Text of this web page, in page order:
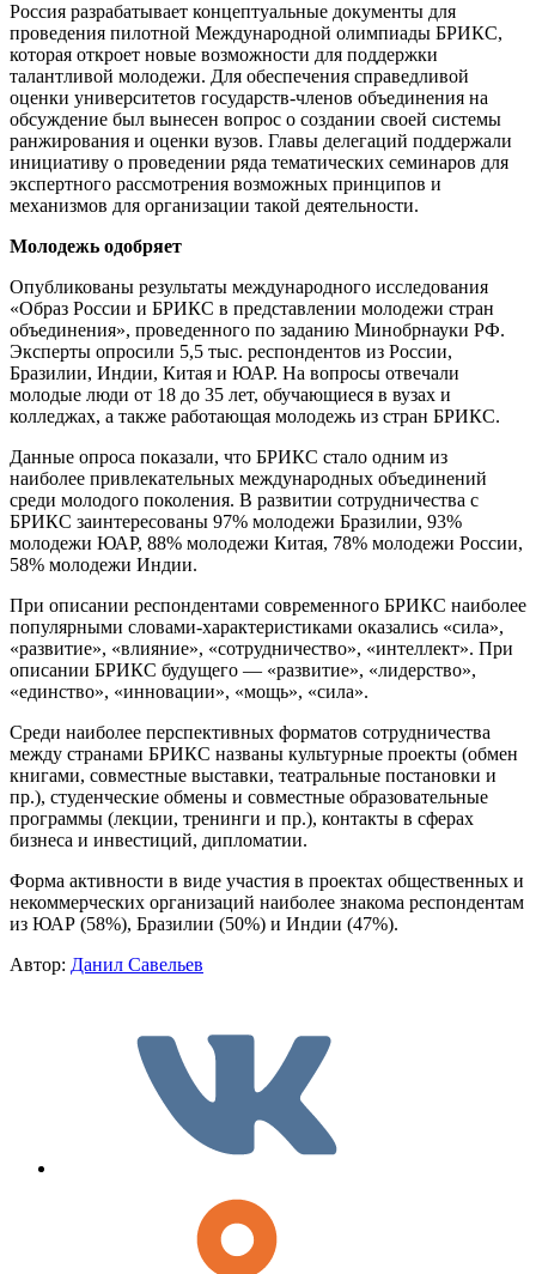
Россия разрабатывает концептуальные документы для
проведения пилотной Международной олимпиады БРИКС,
которая откроет новые возможности для поддержки
талантливой молодежи. Для обеспечения справедливой
оценки университетов государств-членов объединения на
обсуждение был вынесен вопрос о создании своей системы
ранжирования и оценки вузов. Главы делегаций поддержали
инициативу о проведении ряда тематических семинаров для
экспертного рассмотрения возможных принципов и
механизмов для организации такой деятельности.
Молодежь одобряет
Опубликованы результаты международного исследования
«Образ России и БРИКС в представлении молодежи стран
объединения», проведенного по заданию Минобрнауки РФ.
Эксперты опросили 5,5 тыс. респондентов из России,
Бразилии, Индии, Китая и ЮАР. На вопросы отвечали
молодые люди от 18 до 35 лет, обучающиеся в вузах и
колледжах, а также работающая молодежь из стран БРИКС.
Данные опроса показали, что БРИКС стало одним из
наиболее привлекательных международных объединений
среди молодого поколения. В развитии сотрудничества с
БРИКС заинтересованы 97% молодежи Бразилии, 93%
молодежи ЮАР, 88% молодежи Китая, 78% молодежи России,
58% молодежи Индии.
При описании респондентами современного БРИКС наиболее
популярными словами-характеристиками оказались «сила»,
«развитие», «влияние», «сотрудничество», «интеллект». При
описании БРИКС будущего — «развитие», «лидерство»,
«единство», «инновации», «мощь», «сила».
Среди наиболее перспективных форматов сотрудничества
между странами БРИКС названы культурные проекты (обмен
книгами, совместные выставки, театральные постановки и
пр.), студенческие обмены и совместные образовательные
программы (лекции, тренинги и пр.), контакты в сферах
бизнеса и инвестиций, дипломатии.
Форма активности в виде участия в проектах общественных и
некоммерческих организаций наиболее знакома респондентам
из ЮАР (58%), Бразилии (50%) и Индии (47%).
Автор: Данил Савельев